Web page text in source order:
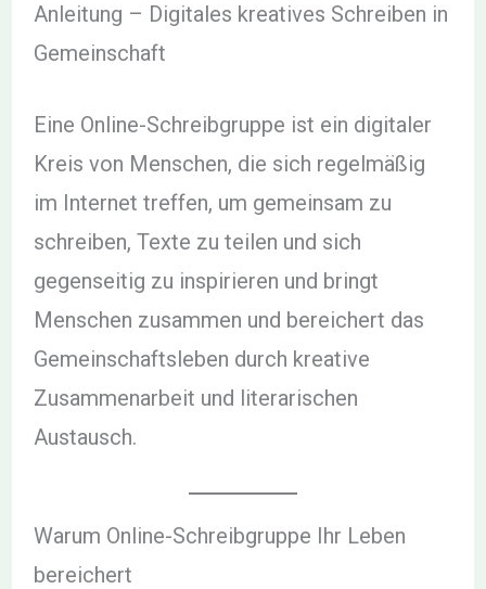
Anleitung – Digitales kreatives Schreiben in
Gemeinschaft
Eine Online-Schreibgruppe ist ein digitaler
Kreis von Menschen, die sich regelmäßig
im Internet treffen, um gemeinsam zu
schreiben, Texte zu teilen und sich
gegenseitig zu inspirieren und bringt
Menschen zusammen und bereichert das
Gemeinschaftsleben durch kreative
Zusammenarbeit und literarischen
Austausch.
Warum Online-Schreibgruppe Ihr Leben
bereichert